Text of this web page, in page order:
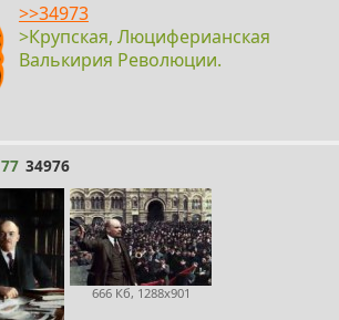
>>34973
>Крупская, Люциферианская
Валькирия Революции.
77 34976
666 Кб, 1288x901